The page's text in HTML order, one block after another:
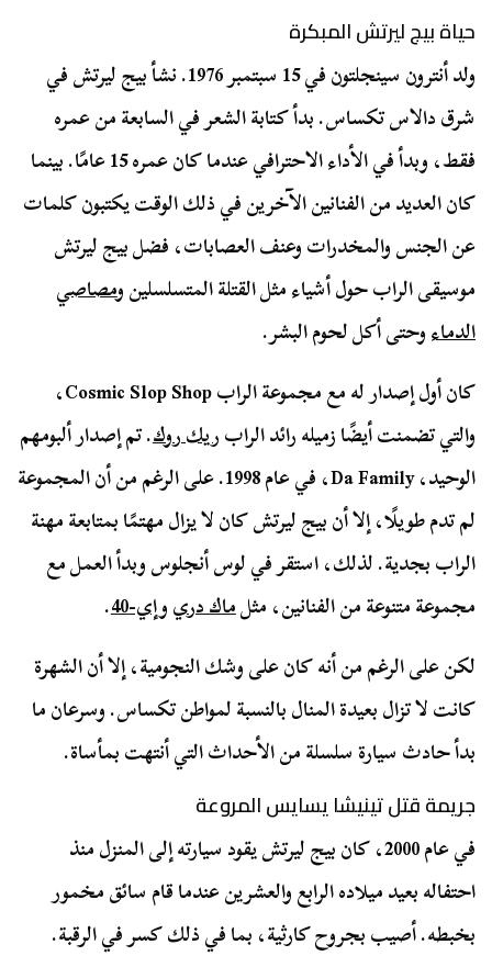
حياة بيج ليرتش المبكرة
ولد أنترون سينجلتون في 15 سبتمبر 1976. نشأ بيج ليرتش في
شرق دالاس تكساس. بدأ كتابة الشعر في السابعة من عمره
فقط، وبدأ في الأداء الاحترافي عندما كان عمره 15 عامًا. بينما
كان العديد من الفنانين الآخرين في ذلك الوقت يكتبون كلمات
عن الجنس والمخدرات وعنف العصابات، فضل بيج ليرتش
موسيقى الراب حول أشياء مثل القتلة المتسلسلين ومصاصي
الدماءوحتى أكل لحوم البشر.
كان أول إصدار له مع مجموعة الراب Cosmic Slop Shop،
والتي تضمنت أيضًا زميله رائد الرابريك روك. تم إصدار ألبومهم
الوحيد، Da Family، في عام 1998. على الرغم من أن المجموعة
لم تدم طويلًا، إلا أن بيج ليرتش كان لا يزال مهتمًا بمتابعة مهنة
الراب بجدية. لذلك، استقر في لوس أنجلوس وبدأ العمل مع
مجموعة متنوعة من الفنانين، مثلماك دريوإي-40 .
لكن على الرغم من أنه كان على وشك النجومية، إلا أن الشهرة
كانت لا تزال بعيدة المنال بالنسبة لمواطن تكساس. وسرعان ما
بدأ حادث سيارة سلسلة من الأحداث التي أنتهت بمأساة.
جريمة قتل تينيشا يسايس المروعة
في عام 2000، كان بيج ليرتش يقود سيارته إلى المنزل منذ
احتفاله بعيد ميلاده الرابع والعشرين عندما قام سائق مخمور
بخبطه. أصيب بجروح كارثية، بما في ذلك كسر في الرقبة.